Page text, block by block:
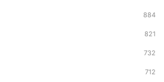
884
821
732
712